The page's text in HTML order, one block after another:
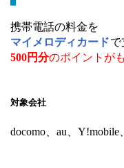
携帯電話の料金を
マイメロディカードで
500円分のポイントが
対象会社
docomo、au、Y!mobile